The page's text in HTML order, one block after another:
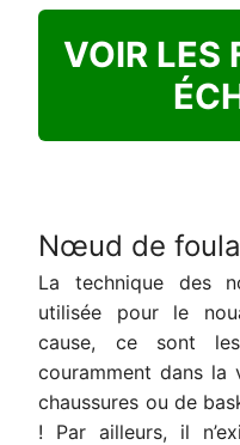
VOIR LES
Nœud de
La technique des
utilisée pour le
cause, ce sont
couramment dans
chaussures ou de
! Par ailleurs, il